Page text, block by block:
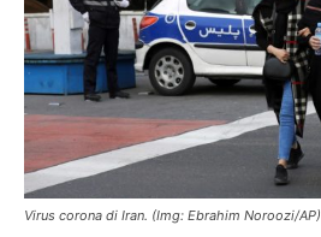
Virus corona di Iran. (Img: Ebrahim Noroozi/AP)